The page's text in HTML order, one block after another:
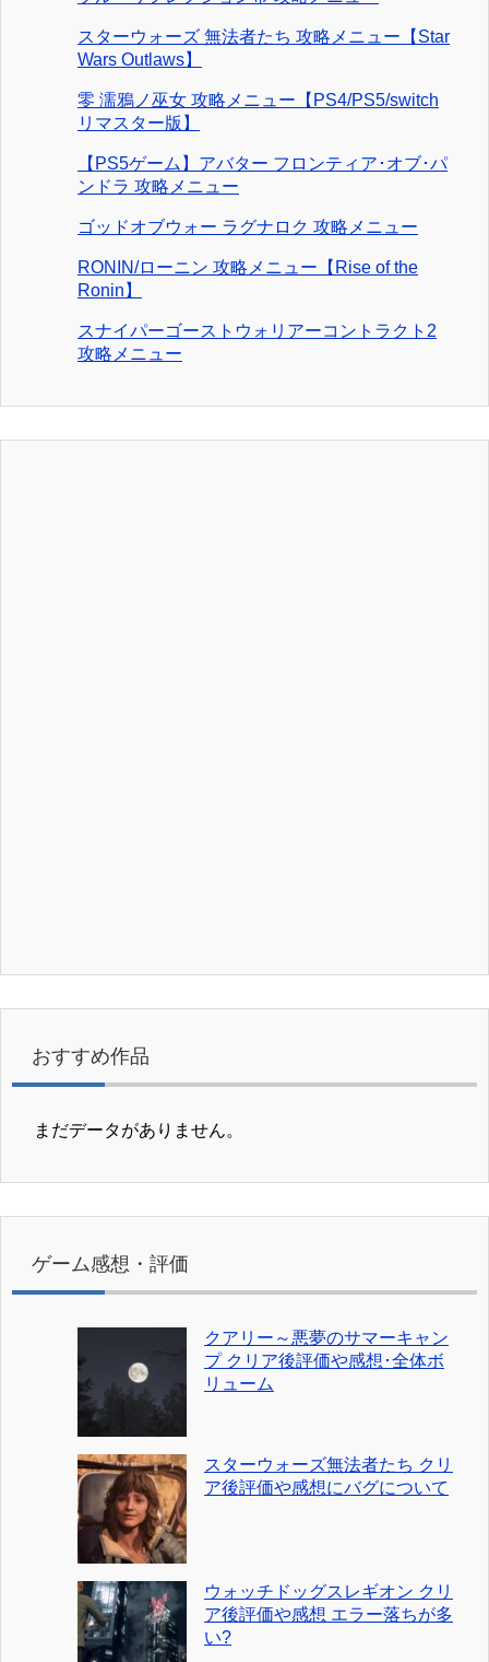
スターウォーズ 無法者たち 攻略メニュー【Star
Wars Outlaws】
零 濡鴉ノ巫女 攻略メニュー【PS4/PS5/switch
リマスター版】
【PS5ゲーム】アバター フロンティア･オブ･パ
ンドラ 攻略メニュー
ゴッドオブウォー ラグナロク 攻略メニュー
RONIN/ローニン 攻略メニュー【Rise of the
Ronin】
スナイパーゴーストウォリアーコントラクト2
攻略メニュー
おすすめ作品
まだデータがありません。
ゲーム感想・評価
クアリー～悪夢のサマーキャン
プ クリア後評価や感想･全体ボ
リューム
スターウォーズ無法者たち クリ
ア後評価や感想にバグについて
ウォッチドッグスレギオン クリ
ア後評価や感想 エラー落ちが多
い?